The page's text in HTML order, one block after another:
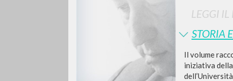
LEGGI
STORIA
Il volume
iniziativa